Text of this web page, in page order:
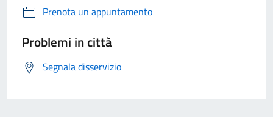
Prenota un appuntamento
Problemi in città
Segnala disservizio